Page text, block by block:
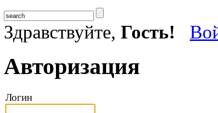
Здравствуйте, Гость!
Авторизация
Логин